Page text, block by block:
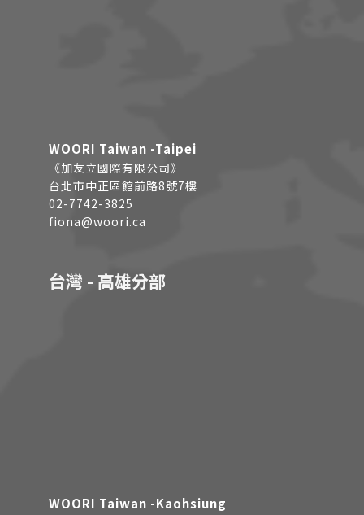
WOORI Taiwan -Taipei
《加友立國際有限公司》
台北市中正區館前路8號7樓
02-7742-3825
fiona@woori.ca
台灣 - 高雄分部
WOORI Taiwan -Kaohsiung